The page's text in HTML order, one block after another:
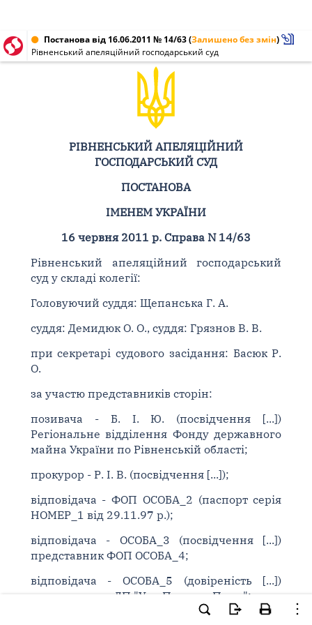
Постанова від 16.06.2011 № 14/63(Залишено без змін)
Рівненський апеляційний господарський суд
РІВНЕНСЬКИЙ АПЕЛЯЦІЙНИЙ
ГОСПОДАРСЬКИЙ СУД
ПОСТАНОВА
ІМЕНЕМ УКРАЇНИ
16 червня 2011 р. Справа N 14/63
Рівненський апеляційний господарський
суд у складі колегії:
Головуючий суддя: Щепанська Г. А.
суддя: Демидюк О. О., суддя: Грязнов В. В.
при секретарі судового засідання: Басюк Р.
О.
за участю представників сторін:
позивача - Б. І. Ю. (посвідчення [...])
Регіональне відділення Фонду державного
майна України по Рівненській області;
прокурор - Р. І. В. (посвідчення [...]);
відповідача - ФОП ОСОБА_2 (паспорт серія
НОМЕР_1 від 29.11.97 р.);
відповідача - ОСОБА_3 (посвідчення [...])
представник ФОП ОСОБА_4;
відповідача - ОСОБА_5 (довіреність [...])
представники ДП "Укр-Петроль Плюс";